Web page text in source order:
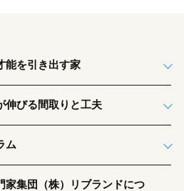
能を引き出す家
伸びる間取りと工夫
ム
家集団（株）リブランドにつ